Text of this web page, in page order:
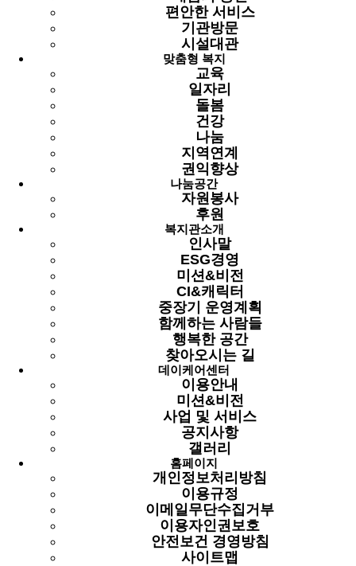
편안한 서비스
기관방문
시설대관
맞춤형 복지
교육
일자리
돌봄
건강
나눔
지역연계
권익향상
나눔공간
자원봉사
후원
복지관소개
인사말
ESG경영
미션&비전
CI&캐릭터
중장기 운영계획
함께하는 사람들
행복한 공간
찾아오시는 길
데이케어센터
이용안내
미션&비전
사업 및 서비스
공지사항
갤러리
홈페이지
개인정보처리방침
이용규정
이메일무단수집거부
이용자인권보호
안전보건 경영방침
사이트맵
08.06
노인사회활동지원사업 역량활용사업 참여자 안전 및
소양 교육
일정 : 2025년 08월 06일 09:00 부터 0.5 까지
1. 장소 : 으뜸마당
2. 내용 : 안전 및 소양교육(안전예방 기본교육, 부정수급 및
조치사항)
3. 대상 : 역량활용사업 참여자(안심, 실버, 맺음메이트) 110명
4. 담당 : 김민수 사회복지사(070-4340-2521)
당근방
일정 : 2025년 08월 06일 10:00 부터 0.45833333333333 까지
1. 장소 : 복지관 내외부 장소
2. 내용 : 1인 가구 어르신의 돌봄관계 형성 프로그램
3. 대상 : 참여 희망자 12명
5. 담당 : 송현진 사회복지사(070-4340-2511)
지구의날
일정 : 2025년 08월 06일 11;00 부터 0.52083333333333 까지
1. 장소 : 경로식당
2. 내용 : 클로렐라밥,콩국수,오징어초무침,계란찜,바나나,
포기김치
3. 대상 : 경로식당 이용자
4. 담당 : 정수정 팀장 (02-794-6100)
자기돌봄 역량 강화를 위한 프로그램 'DO IT! 나도
돌봄박사'
일정 : 2025년 08월 06일 13:00 부터 0.625 까지
1. 장소 : 3층 배움마당
2. 내용 : 자기돌봄 주제 선정, 개인별/조별 실천 계획 세우기, 실천
과정 공유 등
3. 대상 : 사례, 노맞돌 이용 어르신 10명
4. 담당 : 민예원 사회복지사(070-4340-2515)